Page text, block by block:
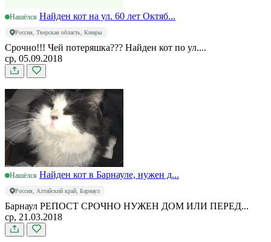
Нашёлся Найден кот на ул. 60 лет Октяб...
Россия, Тверская область, Кимры
Срочно!!! Чей потеряшка??? Найден кот по ул....
ср, 05.09.2018
Нашёлся Найден кот в Барнауле, нужен д...
Россия, Алтайский край, Барнаул
Барнаул РЕПОСТ СРОЧНО НУЖЕН ДОМ ИЛИ ПЕРЕД...
ср, 21.03.2018